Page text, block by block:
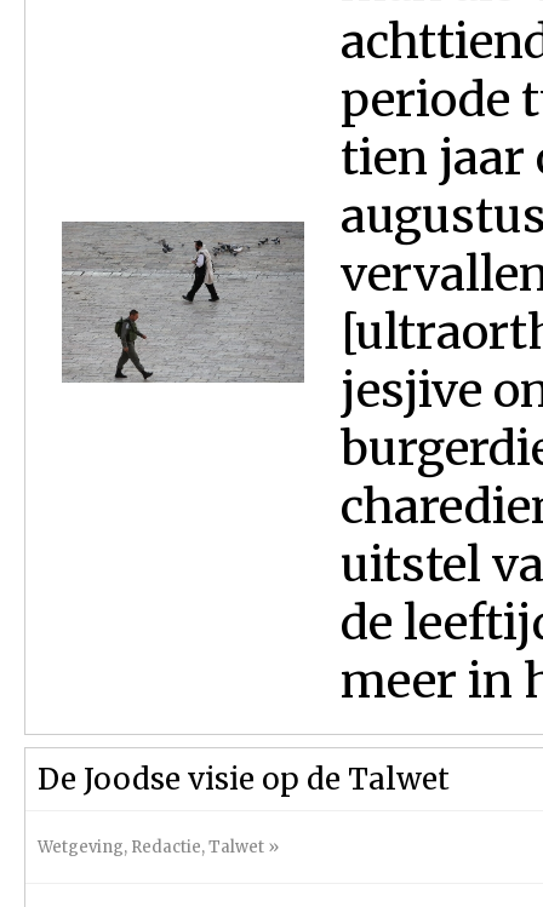
periode
tien jaar
jesjive
uitstel
de
meer in
De Joodse visie op de Talwet
Wetgeving, Redactie,Talwet »